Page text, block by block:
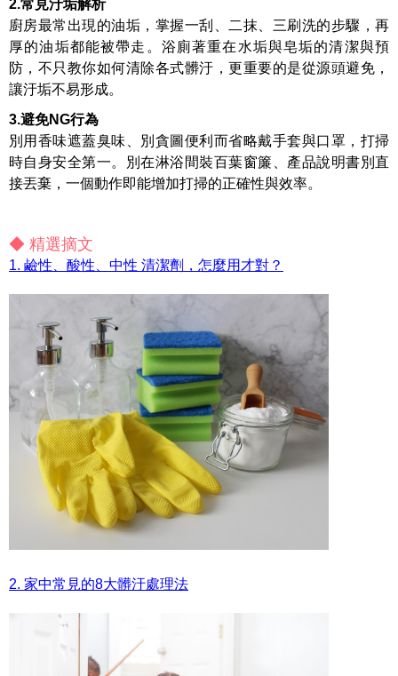
2.常見汙垢解析
廚房最常出現的油垢，掌握一刮、二抹、三刷洗的步驟，再
厚的油垢都能被帶走。浴廁著重在水垢與皂垢的清潔與預
防，不只教你如何清除各式髒汙，更重要的是從源頭避免，
讓汙垢不易形成。
3.避免NG行為
別用香味遮蓋臭味、別貪圖便利而省略戴手套與口罩，打掃
時自身安全第一。別在淋浴間裝百葉窗簾、產品說明書別直
接丟棄，一個動作即能增加打掃的正確性與效率。
◆ 精選摘文
1. 鹼性、酸性、中性 清潔劑，怎麼用才對？
2. 家中常見的8大髒汙處理法